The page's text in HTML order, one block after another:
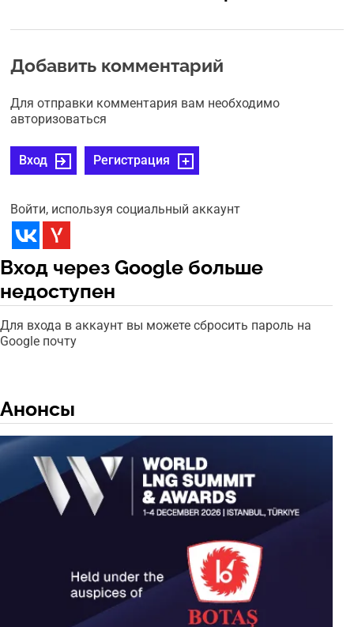
Добавить комментарий
Для отправки комментария вам необходимо
авторизоваться
Вход Регистрация
Войти, используя социальный аккаунт
Вход через Google больше
недоступен
Для входа в аккаунт вы можете сбросить пароль на
Google почту
Анонсы